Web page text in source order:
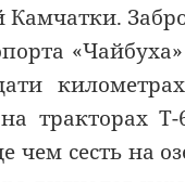
Камчатки.
тракторах Т-
сесть на